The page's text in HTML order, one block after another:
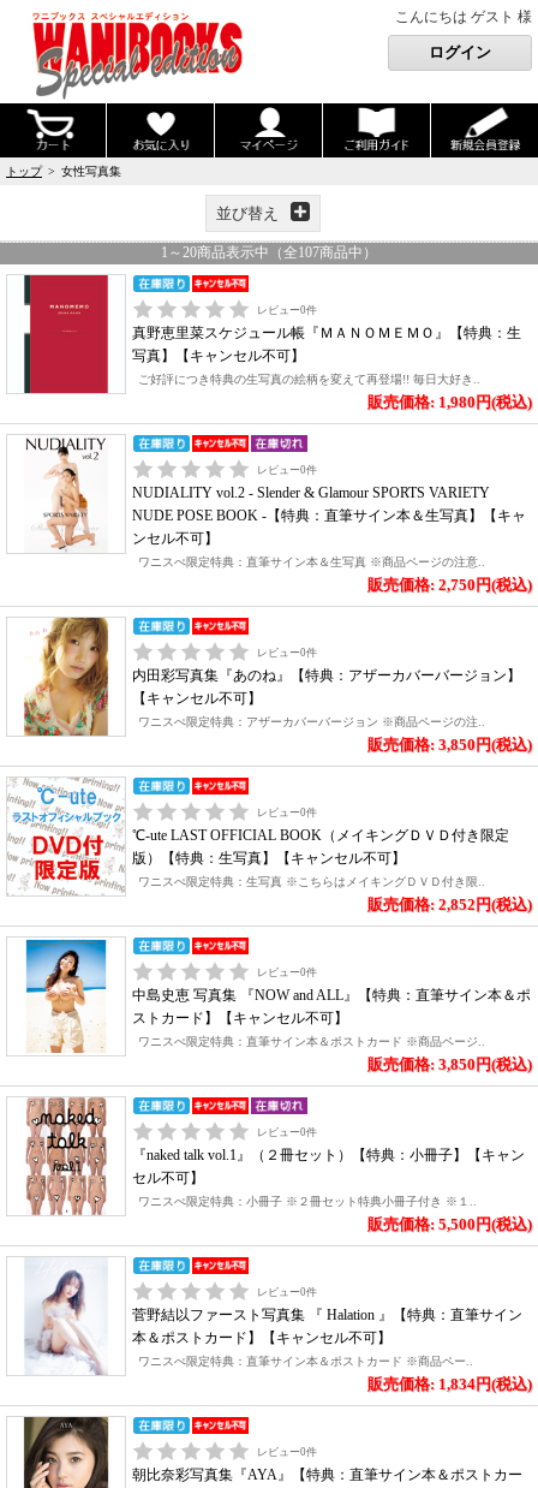
こんにちは ゲスト 様
トップ> 女性写真集
並び替え
1 ～ 20商品表示中（全107商品中）
レビュー0件
真野恵里菜スケジュール帳『ＭＡＮＯＭＥＭＯ』【特典：生
写真】【キャンセル不可】
ご好評につき特典の生写真の絵柄を変えて再登場!! 毎日大好き..
販売価格: 1,980円(税込)
レビュー0件
NUDIALITY vol.2 - Slender & Glamour SPORTS VARIETY
NUDE POSE BOOK -【特典：直筆サイン本＆生写真】【キャ
ンセル不可】
ワニスぺ限定特典：直筆サイン本＆生写真 ※商品ページの注意..
販売価格: 2,750円(税込)
レビュー0件
内田彩写真集『あのね』【特典：アザーカバーバージョン】
【キャンセル不可】
ワニスぺ限定特典：アザーカバーバージョン ※商品ページの注..
販売価格: 3,850円(税込)
レビュー0件
℃-ute LAST OFFICIAL BOOK（メイキングＤＶＤ付き限定
版）【特典：生写真】【キャンセル不可】
ワニスぺ限定特典：生写真 ※こちらはメイキングＤＶＤ付き限..
販売価格: 2,852円(税込)
レビュー0件
中島史恵 写真集 『NOW and ALL』【特典：直筆サイン本＆ポ
ストカード】【キャンセル不可】
ワニスぺ限定特典：直筆サイン本＆ポストカード ※商品ページ..
販売価格: 3,850円(税込)
レビュー0件
『naked talk vol.1』（２冊セット）【特典：小冊子】【キャン
セル不可】
ワニスぺ限定特典：小冊子 ※２冊セット特典小冊子付き ※１..
販売価格: 5,500円(税込)
レビュー0件
菅野結以ファースト写真集 『 Halation 』【特典：直筆サイン
本＆ポストカード】【キャンセル不可】
ワニスぺ限定特典：直筆サイン本＆ポストカード ※商品ペー..
販売価格: 1,834円(税込)
レビュー0件
朝比奈彩写真集『AYA』【特典：直筆サイン本＆ポストカー